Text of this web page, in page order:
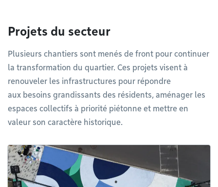
Projets du secteur
Plusieurs chantiers sont menés de front pour continuer
la transformation du quartier. Ces projets visent à
renouveler les infrastructures pour répondre
aux besoins grandissants des résidents, aménager les
espaces collectifs à priorité piétonne et mettre en
valeur son caractère historique.